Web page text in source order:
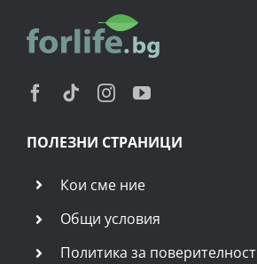
ПОЛЕЗНИ СТРАНИЦИ
Кои сме ние
Общи условия
Политика за поверителност